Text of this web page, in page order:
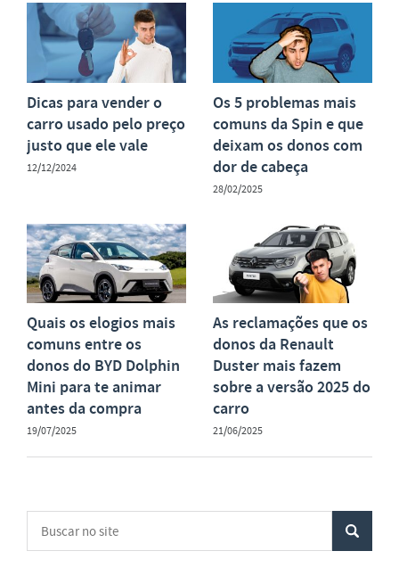
Dicas para vender o
carro usado pelo preço
justo que ele vale
12/12/2024
Os 5 problemas mais
comuns da Spin e que
deixam os donos com
dor de cabeça
28/02/2025
Quais os elogios mais
comuns entre os
donos do BYD Dolphin
Mini para te animar
antes da compra
19/07/2025
As reclamações que os
donos da Renault
Duster mais fazem
sobre a versão 2025 do
carro
21/06/2025